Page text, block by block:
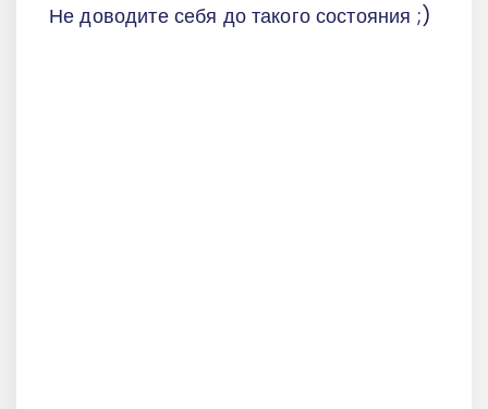
Не доводите себя до такого состояния ;)